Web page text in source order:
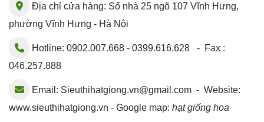
Địa chỉ cửa hàng: Số nhà 25 ngõ 107 Vĩnh Hưng,
phường Vĩnh Hưng - Hà Nội
Hotline: 0902.007.668 - 0399.616.628 - Fax :
046.257.888
Email: Sieuthihatgiong.vn@gmail.com - Website:
www.sieuthihatgiong.vn - Google map: hạt giống hoa